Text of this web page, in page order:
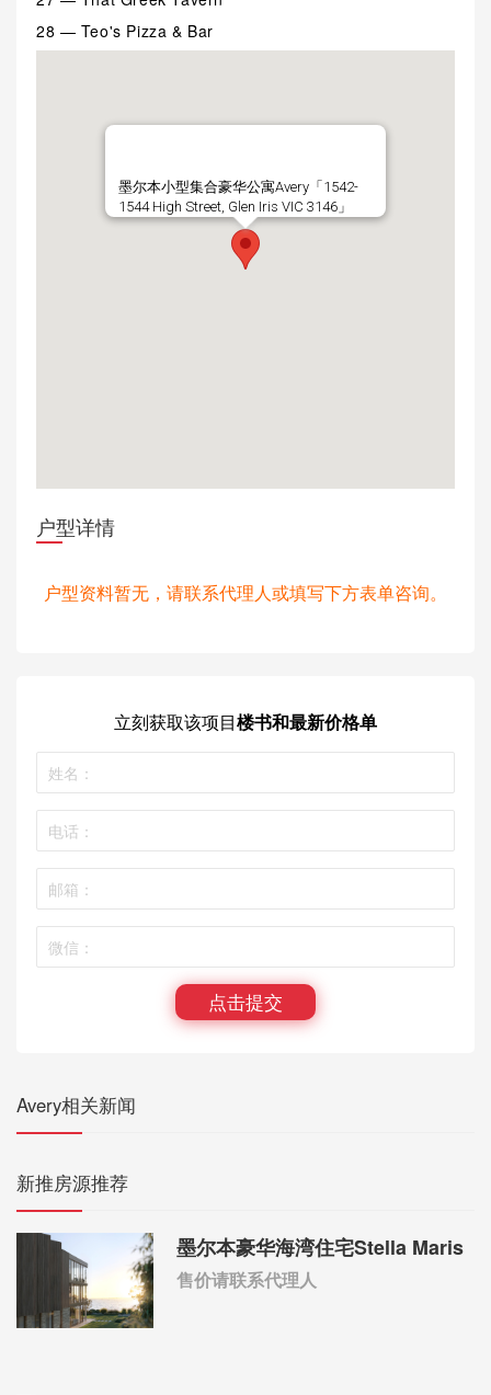
28 — Teo's Pizza & Bar
墨尔本小型集合豪华公寓Avery「1542-
1544 High Street, Glen Iris VIC 3146」
户型详情
户型资料暂无，请联系代理人或填写下方表单咨询。
立刻获取该项目楼书和最新价格单
点击提交
Avery相关新闻
新推房源推荐
墨尔本豪华海湾住宅Stella Maris
售价请联系代理人